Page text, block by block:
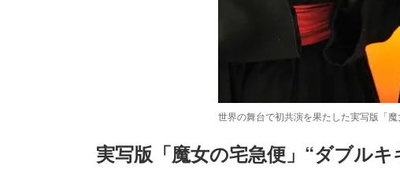
世界の舞台で初共演を果たした実写版「
実写版「魔女の宅急便」“ダブル